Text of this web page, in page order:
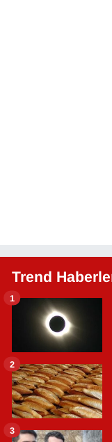
Trend
1
2
3